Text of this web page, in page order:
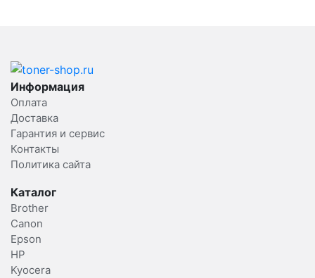
Информация
Оплата
Доставка
Гарантия и сервис
Контакты
Политика сайта
Каталог
Brother
Canon
Epson
HP
Kyocera